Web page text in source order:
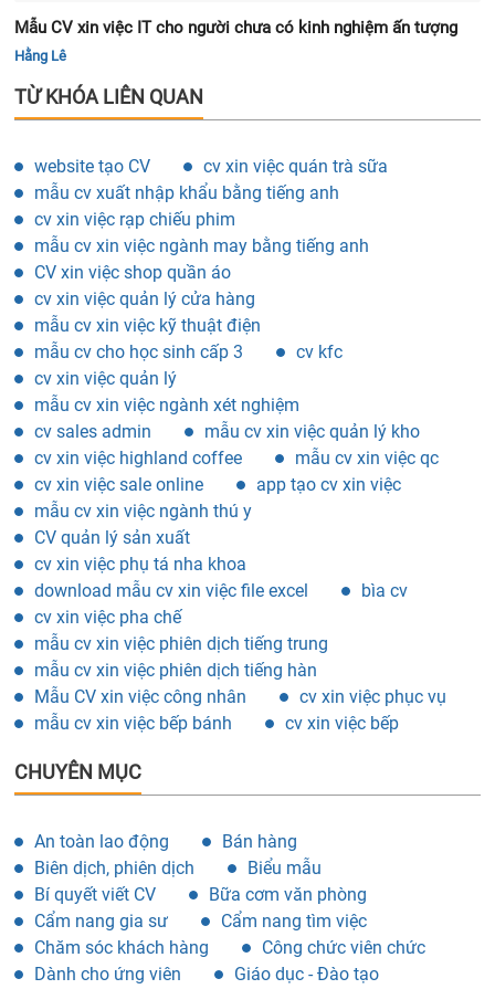
Mẫu CV xin việc IT cho người chưa có kinh nghiệm ấn tượng
Hằng Lê
TỪ KHÓA LIÊN QUAN
website tạo CV
cv xin việc quán trà sữa
mẫu cv xuất nhập khẩu bằng tiếng anh
cv xin việc rạp chiếu phim
mẫu cv xin việc ngành may bằng tiếng anh
CV xin việc shop quần áo
cv xin việc quản lý cửa hàng
mẫu cv xin việc kỹ thuật điện
mẫu cv cho học sinh cấp 3
cv kfc
cv xin việc quản lý
mẫu cv xin việc ngành xét nghiệm
cv sales admin
mẫu cv xin việc quản lý kho
cv xin việc highland coffee
mẫu cv xin việc qc
cv xin việc sale online
app tạo cv xin việc
mẫu cv xin việc ngành thú y
CV quản lý sản xuất
cv xin việc phụ tá nha khoa
download mẫu cv xin việc file excel
bìa cv
cv xin việc pha chế
mẫu cv xin việc phiên dịch tiếng trung
mẫu cv xin việc phiên dịch tiếng hàn
Mẫu CV xin việc công nhân
cv xin việc phục vụ
mẫu cv xin việc bếp bánh
cv xin việc bếp
CHUYÊN MỤC
An toàn lao động
Bán hàng
Biên dịch, phiên dịch
Biểu mẫu
Bí quyết viết CV
Bữa cơm văn phòng
Cẩm nang gia sư
Cẩm nang tìm việc
Chăm sóc khách hàng
Công chức viên chức
Dành cho ứng viên
Giáo dục - Đào tạo